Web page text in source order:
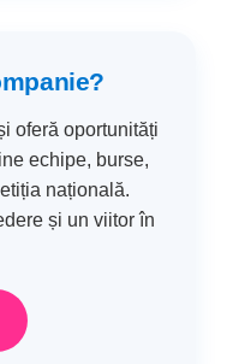
oferă oportunități
echipe, burse,
națională.
și un viitor în